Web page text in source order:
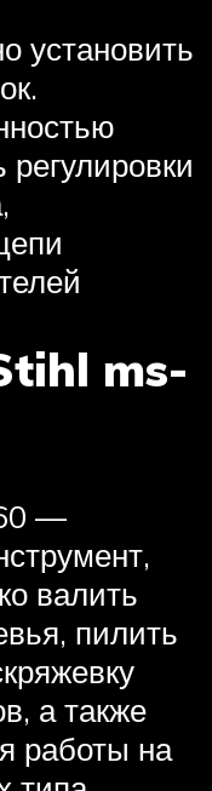
установить
ms-
—
валить
пилить
а также
работы на